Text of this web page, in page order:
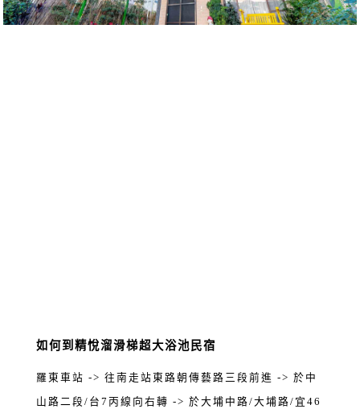
如何到精悅溜滑梯超大浴池民宿
羅東車站 -> 往南走站東路朝傳藝路三段前進 -> 於中
山路二段/台7丙線向右轉 -> 於大埔中路/大埔路/宜46